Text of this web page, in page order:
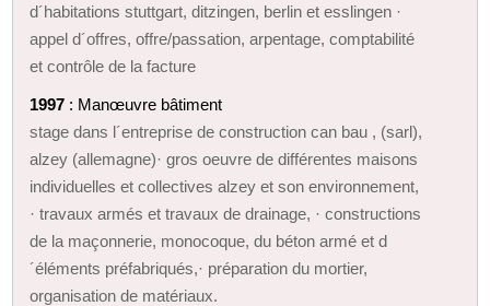
d´habitations stuttgart, ditzingen, berlin et esslingen ·
appel d´offres, offre/passation, arpentage, comptabilité
et contrôle de la facture
1997 : Manœuvre bâtiment
stage dans l´entreprise de construction can bau , (sarl),
alzey (allemagne)· gros oeuvre de différentes maisons
individuelles et collectives alzey et son environnement,
· travaux armés et travaux de drainage, · constructions
de la maçonnerie, monocoque, du béton armé et d
´éléments préfabriqués,· préparation du mortier,
organisation de matériaux.